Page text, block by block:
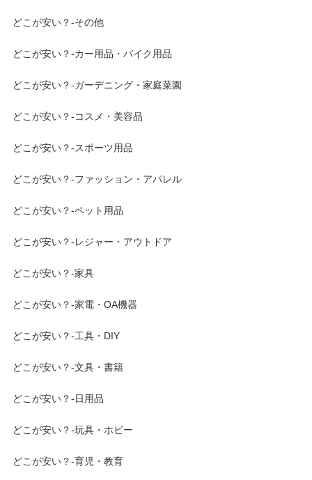
どこが安い？-その他
どこが安い？-カー用品・バイク用品
どこが安い？-ガーデニング・家庭菜園
どこが安い？-コスメ・美容品
どこが安い？-スポーツ用品
どこが安い？-ファッション・アパレル
どこが安い？-ペット用品
どこが安い？-レジャー・アウトドア
どこが安い？-家具
どこが安い？-家電・OA機器
どこが安い？-工具・DIY
どこが安い？-文具・書籍
どこが安い？-日用品
どこが安い？-玩具・ホビー
どこが安い？-育児・教育